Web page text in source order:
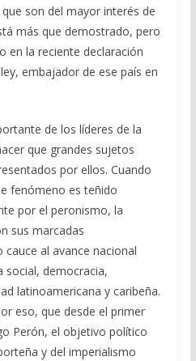
son del mayor interés de
más que demostrado, pero
en la reciente declaración
embajador de ese país en
de los líderes de la
que grandes sujetos
por ellos. Cuando
fenómeno es teñido
por el peronismo, la
sus marcadas
al avance nacional
social, democracia,
latinoamericana y caribeña.
eso, que desde el primer
Perón, el objetivo político
y del imperialismo